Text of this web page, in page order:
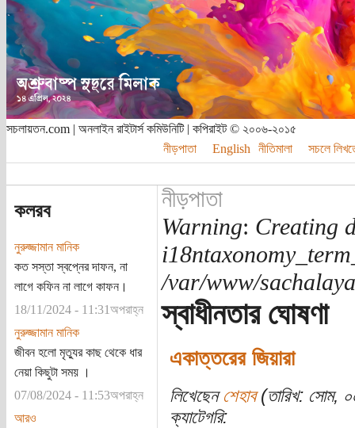
সচলায়তন.com | অনলাইন রাইটার্স কমিউনিটি | কপিরাইট © ২০০৬-২০১৫
নীড়পাতা
English নীতিমালা সচলে
কলরব
নুরুজ্জামান মানিক
কত সস্তা স্বপ্নের দাফন, না
লাগে কফিন না লাগে কাফন।
18/11/2024 - 11:31অপরাহ্ন
নুরুজ্জামান মানিক
জীবন হলো মৃত্যুর কাছ থেকে ধার
নেয়া কিছুটা সময় ।
07/08/2024 - 11:53অপরাহ্ন
আরও
নীড়পাতা
Warning: Creating
/var/www/
স্বাধীনতার ঘোষণা
একাত্তরের জিয়ারা
লিখেছেন শেহাব(তারিখ: সোম,
ক্যাটেগরি: